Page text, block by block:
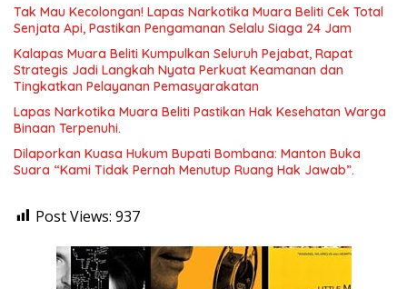
Tak Mau Kecolongan! Lapas Narkotika Muara Beliti Cek Total
Senjata Api, Pastikan Pengamanan Selalu Siaga 24 Jam
Kalapas Muara Beliti Kumpulkan Seluruh Pejabat, Rapat
Strategis Jadi Langkah Nyata Perkuat Keamanan dan
Tingkatkan Pelayanan Pemasyarakatan
Lapas Narkotika Muara Beliti Pastikan Hak Kesehatan Warga
Binaan Terpenuhi.
Dilaporkan Kuasa Hukum Bupati Bombana: Manton Buka
Suara “Kami Tidak Pernah Menutup Ruang Hak Jawab”.
Post Views: 937